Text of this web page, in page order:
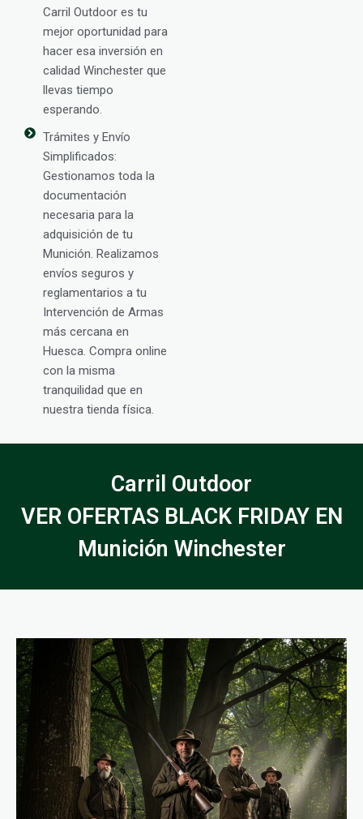
Carril Outdoor es tu
mejor oportunidad para
hacer esa inversión en
calidad Winchester que
llevas tiempo
esperando.
Trámites y Envío
Simplificados:
Gestionamos toda la
documentación
necesaria para la
adquisición de tu
Munición. Realizamos
envíos seguros y
reglamentarios a tu
Intervención de Armas
más cercana en
Huesca. Compra online
con la misma
tranquilidad que en
nuestra tienda física.
Carril Outdoor
VER OFERTAS BLACK FRIDAY EN
Munición Winchester